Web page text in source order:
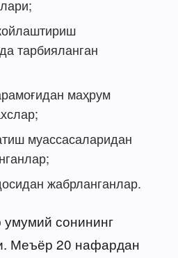
тарбияланган
маҳрум
муассасаларидан
жабрланганлар.
сонининг
Меъёр 20 нафардан